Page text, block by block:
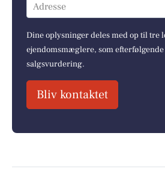
Adresse
Dine oplysninger deles med op til tre
ejendomsmæglere, som
salgsvurdering.
Bliv kontaktet